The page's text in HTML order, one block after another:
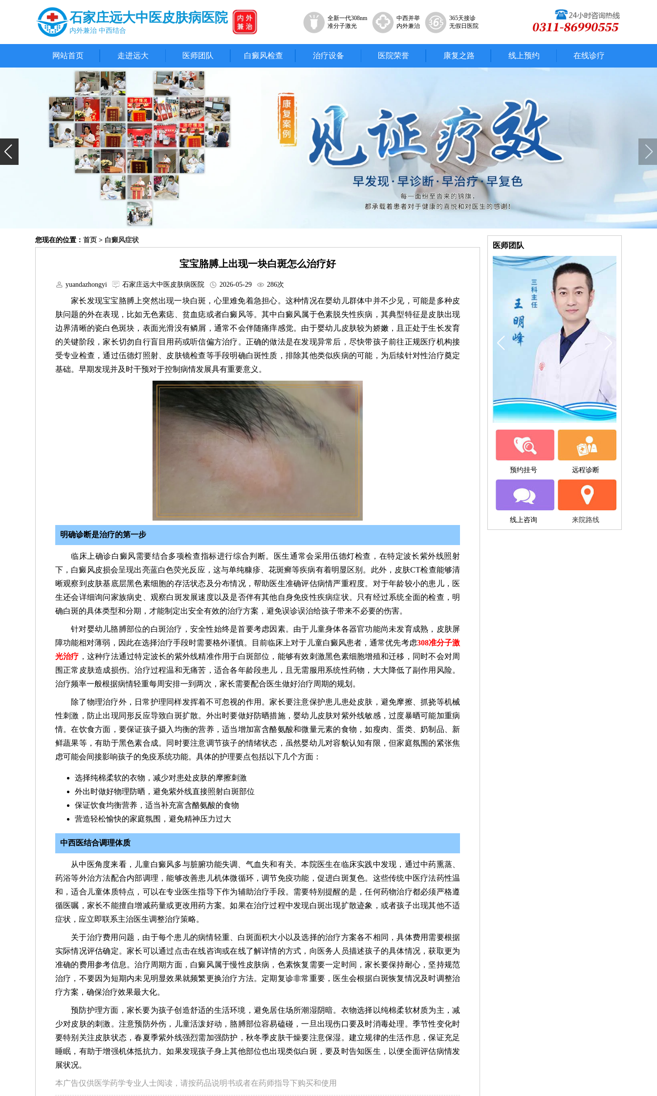
石家庄远大中医皮肤病医院
内外兼治 中西结合
全新一代308nm
准分子激光
中西并举
内外兼治
365天接诊
无假日医院
网站首页 走进远大 医师团队 白癜风检查 治疗设备 医院荣誉 康复之路 线上预约 在线诊疗
您现在的位置： 首页 > 白癜风症状
宝宝胳膊上出现一块白斑怎么治疗好
yuandazhongyi 石家庄远大中医皮肤病医院 2026-05-29 286次
家长发现宝宝胳膊上突然出现一块白斑，心里难免着急担心。这种情况在婴幼儿群体中并不少见，可能是多种皮
肤问题的外在表现，比如无色素痣、贫血痣或者白癜风等。其中白癜风属于色素脱失性疾病，其典型特征是皮肤出现
边界清晰的瓷白色斑块，表面光滑没有鳞屑，通常不会伴随痛痒感觉。由于婴幼儿皮肤较为娇嫩，且正处于生长发育
的关键阶段，家长切勿自行盲目用药或听信偏方治疗。正确的做法是在发现异常后，尽快带孩子前往正规医疗机构接
受专业检查，通过伍德灯照射、皮肤镜检查等手段明确白斑性质，排除其他类似疾病的可能，为后续针对性治疗奠定
基础。早期发现并及时干预对于控制病情发展具有重要意义。
明确诊断是治疗的第一步
临床上确诊白癜风需要结合多项检查指标进行综合判断。医生通常会采用伍德灯检查，在特定波长紫外线照射
下，白癜风皮损会呈现出亮蓝白色荧光反应，这与单纯糠疹、花斑癣等疾病有着明显区别。此外，皮肤CT检查能够清
晰观察到皮肤基底层黑色素细胞的存活状态及分布情况，帮助医生准确评估病情严重程度。对于年龄较小的患儿，医
生还会详细询问家族病史、观察白斑发展速度以及是否伴有其他自身免疫性疾病症状。只有经过系统全面的检查，明
确白斑的具体类型和分期，才能制定出安全有效的治疗方案，避免误诊误治给孩子带来不必要的伤害。
针对婴幼儿胳膊部位的白斑治疗，安全性始终是首要考虑因素。由于儿童身体各器官功能尚未发育成熟，皮肤屏
障功能相对薄弱，因此在选择治疗手段时需要格外谨慎。目前临床上对于儿童白癜风患者，通常优先考虑308准分子激
光治疗 ，这种疗法通过特定波长的紫外线精准作用于白斑部位，能够有效刺激黑色素细胞增殖和迁移，同时不会对周
围正常皮肤造成损伤。治疗过程温和无痛苦，适合各年龄段患儿，且无需服用系统性药物，大大降低了副作用风险。
治疗频率一般根据病情轻重每周安排一到两次，家长需要配合医生做好治疗周期的规划。
除了物理治疗外，日常护理同样发挥着不可忽视的作用。家长要注意保护患儿患处皮肤，避免摩擦、抓挠等机械
性刺激，防止出现同形反应导致白斑扩散。外出时要做好防晒措施，婴幼儿皮肤对紫外线敏感，过度暴晒可能加重病
情。在饮食方面，要保证孩子摄入均衡的营养，适当增加富含酪氨酸和微量元素的食物，如瘦肉、蛋类、奶制品、新
鲜蔬果等，有助于黑色素合成。同时要注意调节孩子的情绪状态，虽然婴幼儿对容貌认知有限，但家庭氛围的紧张焦
虑可能会间接影响孩子的免疫系统功能。具体的护理要点包括以下几个方面：
选择纯棉柔软的衣物，减少对患处皮肤的摩擦刺激
外出时做好物理防晒，避免紫外线直接照射白斑部位
保证饮食均衡营养，适当补充富含酪氨酸的食物
营造轻松愉快的家庭氛围，避免精神压力过大
中西医结合调理体质
从中医角度来看，儿童白癜风多与脏腑功能失调、气血失和有关。本院医生在临床实践中发现，通过中药熏蒸、
药浴等外治方法配合内部调理，能够改善患儿机体微循环，调节免疫功能，促进白斑复色。这些传统中医疗法药性温
和，适合儿童体质特点，可以在专业医生指导下作为辅助治疗手段。需要特别提醒的是，任何药物治疗都必须严格遵
循医嘱，家长不能擅自增减药量或更改用药方案。如果在治疗过程中发现白斑出现扩散迹象，或者孩子出现其他不适
症状，应立即联系主治医生调整治疗策略。
关于治疗费用问题，由于每个患儿的病情轻重、白斑面积大小以及选择的治疗方案各不相同，具体费用需要根据
实际情况评估确定。家长可以通过点击在线咨询或在线了解详情的方式，向医务人员描述孩子的具体情况，获取更为
准确的费用参考信息。治疗周期方面，白癜风属于慢性皮肤病，色素恢复需要一定时间，家长要保持耐心，坚持规范
治疗，不要因为短期内未见明显效果就频繁更换治疗方法。定期复诊非常重要，医生会根据白斑恢复情况及时调整治
疗方案，确保治疗效果最大化。
预防护理方面，家长要为孩子创造舒适的生活环境，避免居住场所潮湿阴暗。衣物选择以纯棉柔软材质为主，减
少对皮肤的刺激。注意预防外伤，儿童活泼好动，胳膊部位容易磕碰，一旦出现伤口要及时消毒处理。季节性变化时
要特别关注皮肤状态，春夏季紫外线强烈需加强防护，秋冬季皮肤干燥要注意保湿。建立规律的生活作息，保证充足
睡眠，有助于增强机体抵抗力。如果发现孩子身上其他部位也出现类似白斑，要及时告知医生，以便全面评估病情发
展状况。
本广告仅供医学药学专业人士阅读，请按药品说明书或者在药师指导下购买和使用
医师团队
预约挂号 远程诊断
线上咨询 来院路线